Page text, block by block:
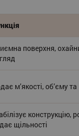
поверхня,
м’якості, об’єму
конструкцію,
щільності